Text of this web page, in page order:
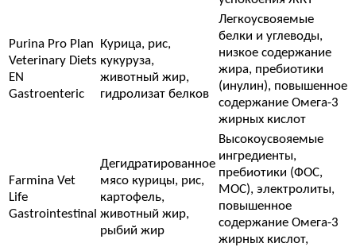
Purina Pro Plan
Veterinary Diets
EN
Gastroenteric
Курица, рис,
кукуруза,
животный жир,
гидролизат белков
Легкоусвояемые
белки и углеводы,
низкое содержание
жира, пребиотики
(инулин), повышенное
содержание Омега-3
жирных кислот
Farmina Vet
Life
Gastrointestinal
Дегидратированное
мясо курицы, рис,
картофель,
животный жир,
рыбий жир
Высокоусвояемые
ингредиенты,
пребиотики (ФОС,
МОС), электролиты,
повышенное
содержание Омега-3
жирных кислот,